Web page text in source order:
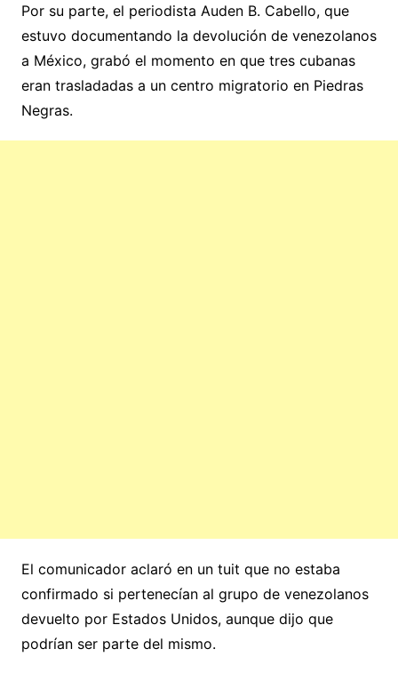
Por su parte, el periodista Auden B. Cabello, que
estuvo documentando la devolución de venezolanos
a México, grabó el momento en que tres cubanas
eran trasladadas a un centro migratorio en Piedras
Negras.
El comunicador aclaró en un tuit que no estaba
confirmado si pertenecían al grupo de venezolanos
devuelto por Estados Unidos, aunque dijo que
podrían ser parte del mismo.